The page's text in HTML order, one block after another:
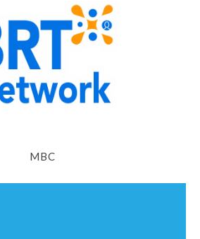
MBC